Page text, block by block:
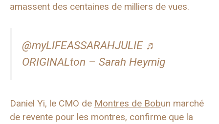
amassent des centaines de milliers de vues.
@myLIFEASSARAHJULIE ♬
ORIGINALton – Sarah Heymig
Daniel Yi, le CMO de Montres de Bobun marché
de revente pour les montres, confirme que la